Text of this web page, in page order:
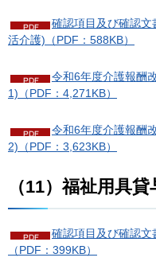
確認項目及び確認
活介護)（PDF：588KB）
令和6年度介護報酬
1)（PDF：4,271KB）
令和6年度介護報酬
2)（PDF：3,623KB）
（11）福祉用具貸
確認項目及び確認
（PDF：399KB）